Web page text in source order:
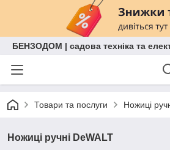
БЕНЗОДОМ | садова техніка та
Товари та послуги Ножиці
Ножиці ручні DeWALT